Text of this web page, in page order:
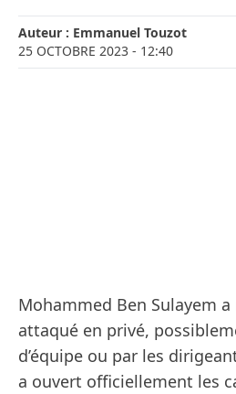
Auteur : Emmanuel Touzot
25 OCTOBRE 2023 - 12:40
Mohammed Ben Sulayem a
attaqué en privé,
d’équipe ou par les
a ouvert officiellement les